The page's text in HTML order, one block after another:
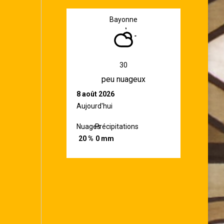
Bayonne
30
peu nuageux
8 août 2026
Aujourd'hui
Nuages
20 %
Précipitations
0 mm